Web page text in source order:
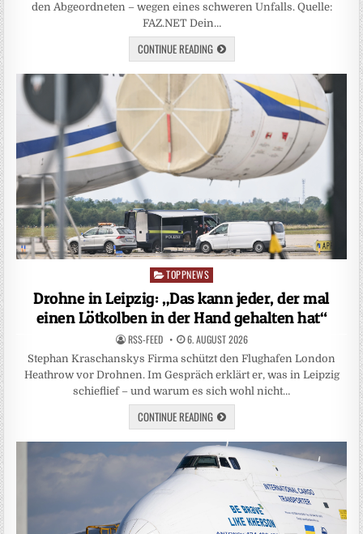
den Abgeordneten – wegen eines schweren Unfalls. Quelle:
FAZ.NET Dein…
CONTINUE READING
Posted
TOPPNEWS
Drohne in Leipzig: „Das kann jeder, der mal
einen Lötkolben in der Hand gehalten hat“
RSS-FEED 6. AUGUST 2026
Stephan Kraschanskys Firma schützt den Flughafen London
Heathrow vor Drohnen. Im Gespräch erklärt er, was in Leipzig
schieflief – und warum es sich wohl nicht…
CONTINUE READING